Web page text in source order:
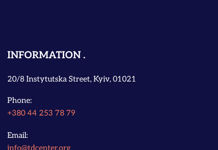
INFORMATION
20/8 Instytutska Street, Kyiv, 01021
Phone:
+380 44 253 78 79
Email: